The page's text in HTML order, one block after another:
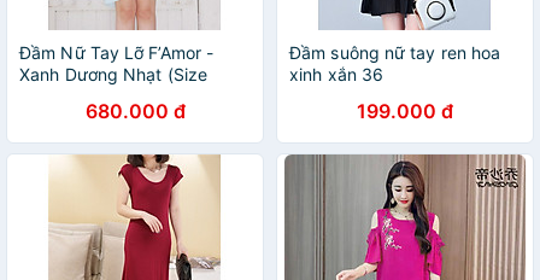
Đầm Nữ Tay Lỡ F’Amor -
Xanh Dương Nhạt (Size
680.000 đ
Đầm suông nữ tay ren hoa
xinh xắn 36
199.000 đ